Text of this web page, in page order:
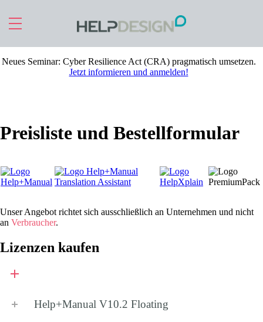
Zu Hauptinhalt springen
Neues Seminar: Cyber Resilience Act (CRA) pragmatisch umsetzen.
Jetzt informieren und anmelden!
Preisliste und Bestellformular
Unser Angebot richtet sich ausschließlich an Unternehmen und nicht
an Verbraucher.
Lizenzen kaufen
Help+Manual V10.2 Floating